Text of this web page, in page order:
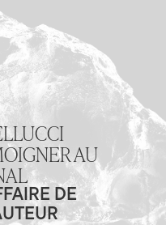
AU
DE